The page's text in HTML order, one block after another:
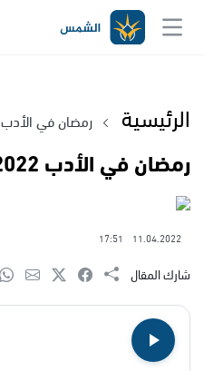
الرئيسية رمضان في الأدب
رمضان في الأدب 02.04.2022
11.04.2022
17:51
شارك المقال